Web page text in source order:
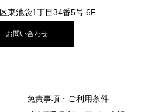
東池袋1丁目34番5号 6F
お問い合わせ
免責事項・ご利用条件